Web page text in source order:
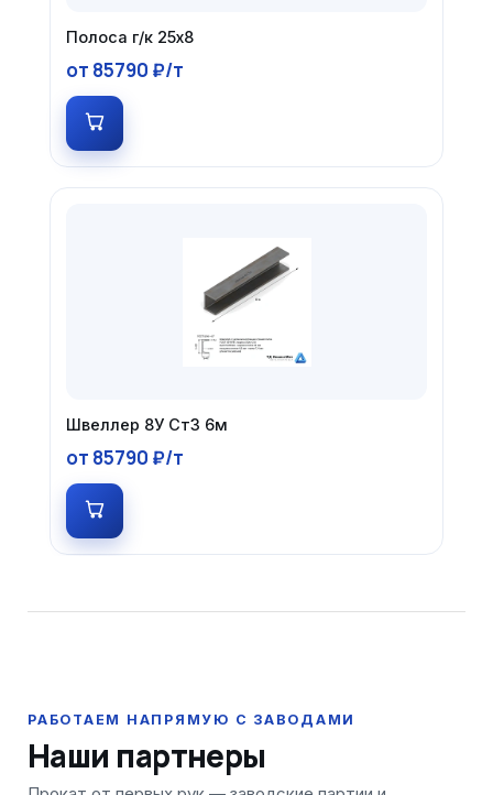
Полоса г/к 25х8
от 85790 ₽/т
Швеллер 8У Ст3 6м
от 85790 ₽/т
Наши партнеры